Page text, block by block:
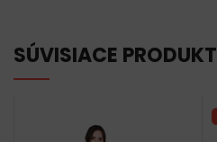
SÚVISIACE